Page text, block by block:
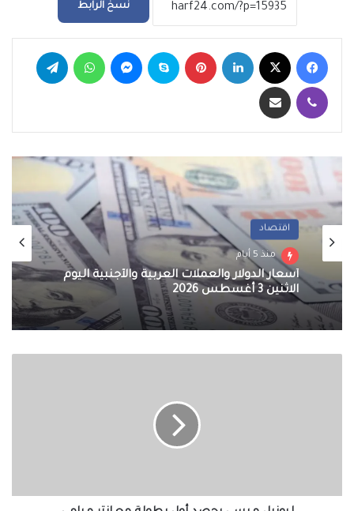
نسخ الرابط
فيسبوك لينكدإن بينتيريست سكايب ماسنجر واتساب
ڤايبر مشاركة عبر البريد
اقتصاد
منذ 5 أيام
أسعار الدولار والعملات العربية والأجنبية اليوم
الاثنين 3 أغسطس 2026